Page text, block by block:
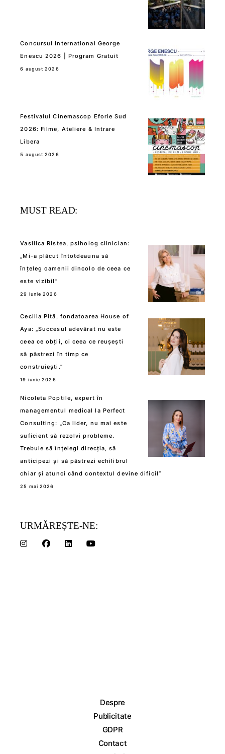
Concursul International George
Enescu 2026 | Program Gratuit
6 august 2026
Festivalul Cinemascop Eforie Sud
2026: Filme, Ateliere & Intrare
Libera
5 august 2026
MUST READ:
Vasilica Ristea, psiholog clinician:
„Mi-a plăcut întotdeauna să
înțeleg oamenii dincolo de ceea ce
este vizibil”
29 iunie 2026
Cecilia Pită, fondatoarea House of
Aya: „Succesul adevărat nu este
ceea ce obții, ci ceea ce reușești
să păstrezi în timp ce
construiești.”
19 iunie 2026
Nicoleta Poptile, expert în
managementul medical la Perfect
Consulting: „Ca lider, nu mai este
suficient să rezolvi probleme.
Trebuie să înțelegi direcția, să
anticipezi și să păstrezi echilibrul
chiar și atunci când contextul devine dificil”
25 mai 2026
URMĂREȘTE-NE:
Despre
Publicitate
GDPR
Contact